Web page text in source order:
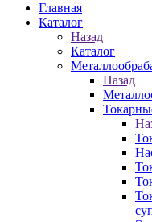
Главная
Каталог
Назад
Каталог
Назад